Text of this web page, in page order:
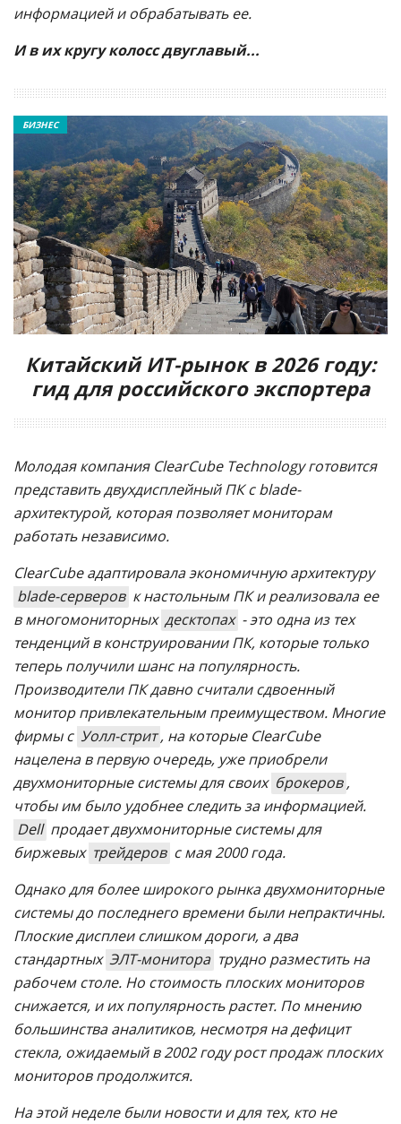
информацией и обрабатывать ее.
И в их кругу колосс двуглавый...
Китайский ИТ-рынок в 2026 году:
гид для российского экспортера
БИЗНЕС
Молодая компания ClearCube Technology готовится
представить двухдисплейный ПК с blade-
архитектурой, которая позволяет мониторам
работать независимо.
ClearCube адаптировала экономичную архитектуру
blade-серверов к настольным ПК и реализовала ее
в многомониторных десктопах - это одна из тех
тенденций в конструировании ПК, которые только
теперь получили шанс на популярность.
Производители ПК давно считали сдвоенный
монитор привлекательным преимуществом. Многие
фирмы с Уолл-стрит , на которые ClearCube
нацелена в первую очередь, уже приобрели
двухмониторные системы для своих брокеров ,
чтобы им было удобнее следить за информацией.
Dell продает двухмониторные системы для
биржевых трейдеров с мая 2000 года.
Однако для более широкого рынка двухмониторные
системы до последнего времени были непрактичны.
Плоские дисплеи слишком дороги, а два
стандартных ЭЛТ-монитора трудно разместить на
рабочем столе. Но стоимость плоских мониторов
снижается, и их популярность растет. По мнению
большинства аналитиков, несмотря на дефицит
стекла, ожидаемый в 2002 году рост продаж плоских
мониторов продолжится.
На этой неделе были новости и для тех, кто не